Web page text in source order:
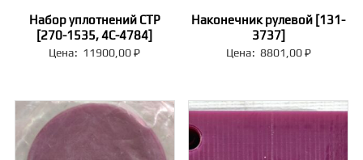
Набор уплотнений CTP
[270-1535, 4C-4784]
Цена: 11900,00₽
Наконечник рулевой [131-
3737]
Цена: 8801,00₽